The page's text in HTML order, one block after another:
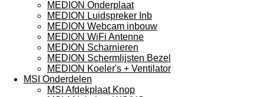
MEDION Onderplaat
MEDION Luidspreker Inb
MEDION Webcam inbouw
MEDION WiFi Antenne
MEDION Scharnieren
MEDION Schermlijsten Bezel
MEDION Koeler's + Ventilator
MSI Onderdelen
MSI Afdekplaat Knop